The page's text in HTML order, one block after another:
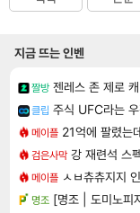
지금 뜨는 인벤
짤방 젠레스 존 제로
클립 주식 UFC라는
메이플 21억에 팔렸는
검은사막 강 재련석 스
메이플 ㅅㅂ츄츄지지
명조 [명조 | 도미노피